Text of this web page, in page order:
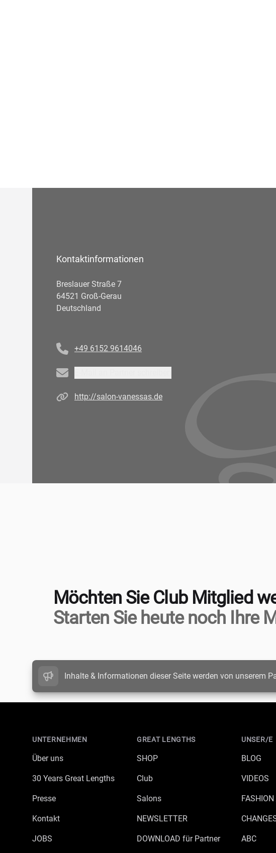
Kontaktinformationen
Breslauer Straße 7
64521 Groß-Gerau
Deutschland
+49 6152 9614046
Email
Homepagehttp://salon-vanessas.de
Möchten Sie Club Mitglied
Starten Sie heute noch Ihre
Inhalte & Informationen dieser Seite werden von unserem
UNTERNEHMEN
Über uns
30 Years Great Lengths
Presse
Kontakt
JOBS
GREAT LENGTHS
SHOP
Club
Salons
NEWSLETTER
DOWNLOAD für Partner
UNSER/E
BLOG
VIDEOS
ABC